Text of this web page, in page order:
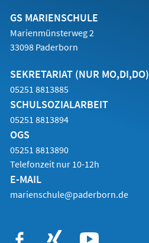
Tab)
GS MARIENSCHULE
Marienmünsterweg 2
33098 Paderborn
SEKRETARIAT (NUR MO,DI,DO)
05251 8813885
SCHULSOZIALARBEIT
05251 8813894
OGS
05251 8813890
Telefonzeit nur 10-12h
E-MAIL
marienschule@paderborn.de